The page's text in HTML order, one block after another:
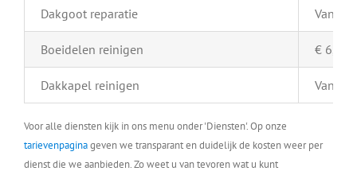
Dakgoot reparatie Vanaf
Boeidelen reinigen € 6,-
Dakkapel reinigen Vanaf
Voor alle diensten kijk in ons menu onder 'Diensten'. Op onze
tarievenpaginageven we transparant en duidelijk de kosten weer per
dienst die we aanbieden. Zo weet u van tevoren wat u kunt